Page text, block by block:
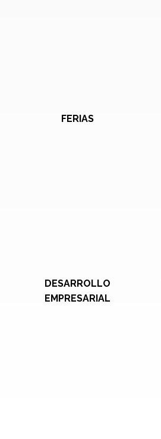
FERIAS
DESARROLLO
EMPRESARIAL